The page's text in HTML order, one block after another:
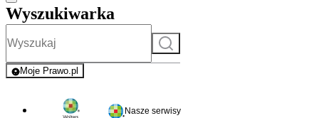
Wyszukiwarka
Szukaj
Moje Prawo.pl
- rejestracja i logowanie do serwisu
Nasze serwisy